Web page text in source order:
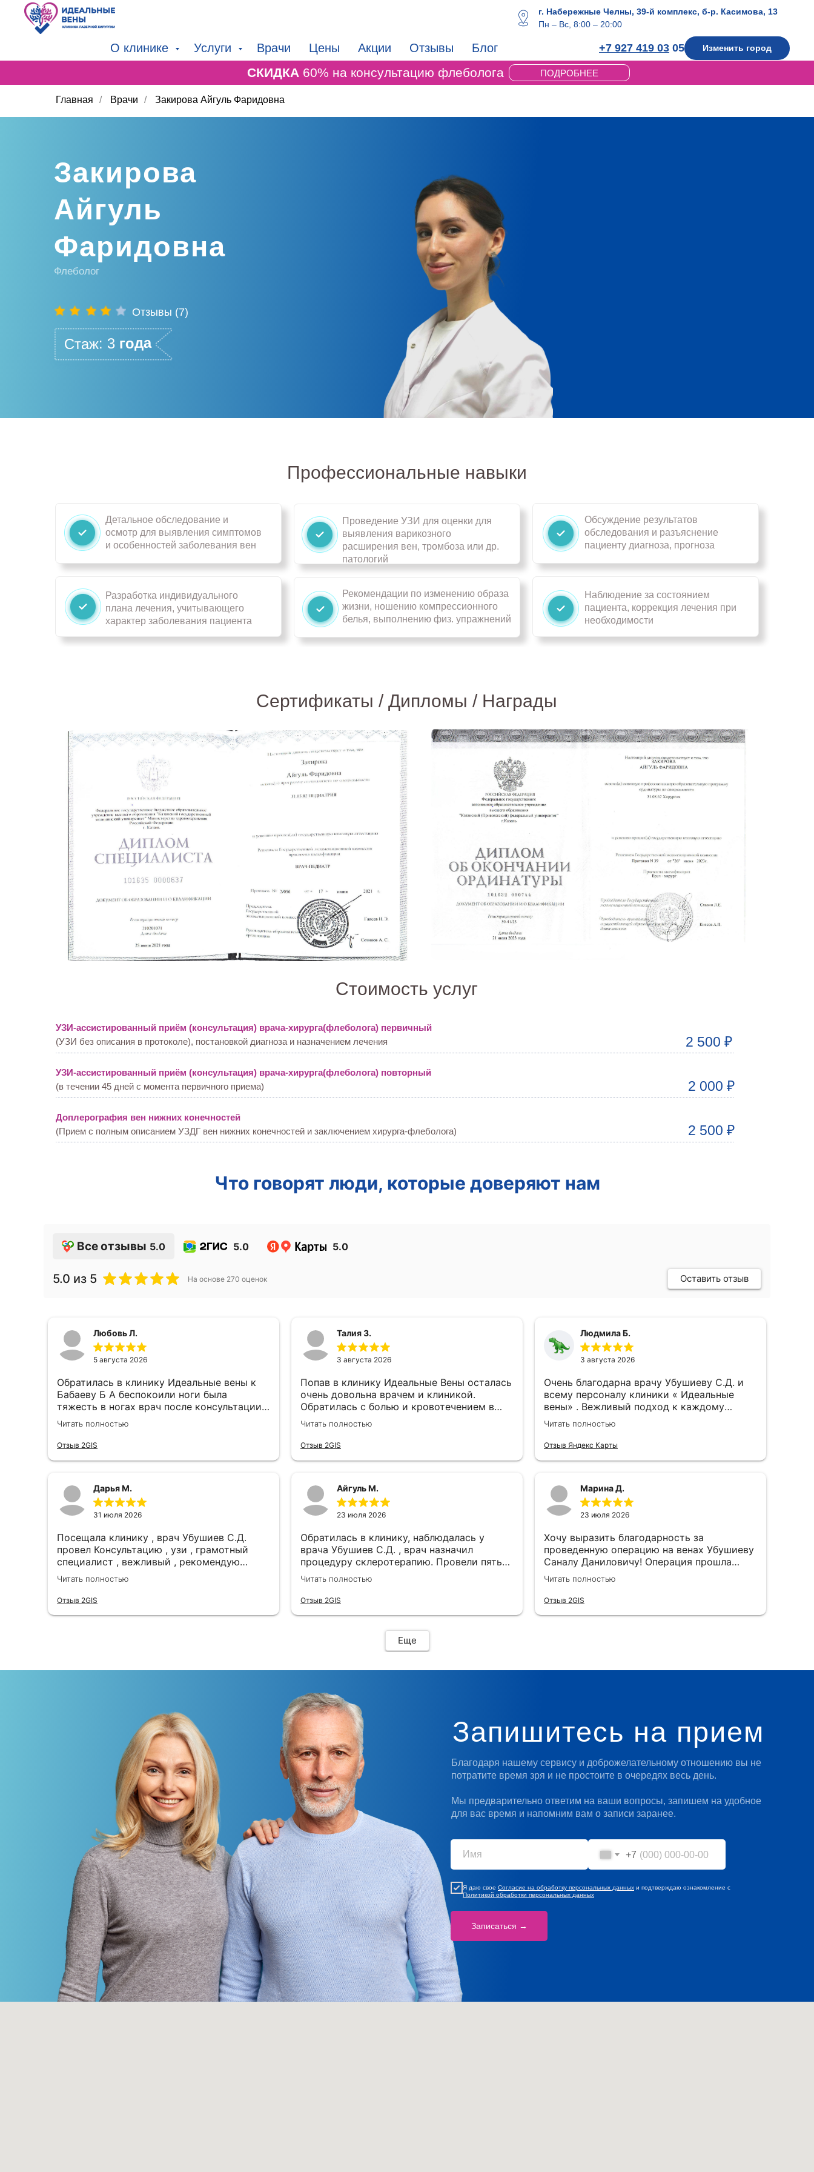
г. Набережные Челны, 39-й комплекс, б-р. Касимова, 13
Пн – Вс, 8:00 – 20:00
О клинике Услуги Врачи Цены Акции Отзывы Блог +7 927 419 03 05 Изменить город
СКИДКА 60% на консультацию флеболога ПОДРОБНЕЕ
Главная / Врачи / Закирова Айгуль Фаридовна
Закирова
Айгуль
Фаридовна
Флеболог
Отзывы (7)
Стаж: 3года
Профессиональные навыки
Детальное обследование и
осмотр для выявления симптомов
и особенностей заболевания вен
Проведение УЗИ для оценки для
выявления варикозного
расширения вен, тромбоза или др.
патологий
Обсуждение результатов
обследования и разъяснение
пациенту диагноза, прогноза
Разработка индивидуального
плана лечения, учитывающего
характер заболевания пациента
Рекомендации по изменению образа
жизни, ношению компрессионного
белья, выполнению физ. упражнений
Наблюдение за состоянием
пациента, коррекция лечения при
необходимости
Сертификаты / Дипломы / Награды
Стоимость услуг
УЗИ-ассистированный приём (консультация) врача-хирурга(флеболога) первичный
(УЗИ без описания в протоколе), постановкой диагноза и назначением лечения
2 500 ₽
УЗИ-ассистированный приём (консультация) врача-хирурга(флеболога) повторный
(в течении 45 дней с момента первичного приема)
2 000 ₽
Доплерография вен нижних конечностей
(Прием с полным описанием УЗДГ вен нижних конечностей и заключением хирурга-флеболога)
2 500 ₽
Что говорят люди, которые доверяют нам
Все отзывы 5.0 5.0 5.0
5.0 из 5 На основе 270 оценок Оставить отзыв
Любовь Л.
5 августа 2026
Обратилась в клинику Идеальные вены к
Бабаеву Б А беспокоили ноги была
тяжесть в ногах врач после консультации
рекомендовал сделать операцию ,
операция прошла успешна сегодня 14 день
после операции чувствую реальные
и моего лечащего врача
Читать полностью
Отзыв 2GIS
Талия З.
3 августа 2026
Попав в клинику Идеальные Вены осталась
очень довольна врачем и клиникой.
Обратилась с болью и кровотечением в
нижних конечностях. Доктор Убушиев
Санал Данилович очень грамотно и
профессионально сделал операцию и
Рекомендую клинику, персонал в клинике
вежливые, отзывчивые, всегда на связи,
вовремя напоминают о приеме, очень
клинику!
Читать полностью
Отзыв 2GIS
Людмила Б.
3 августа 2026
Очень благодарна врачу Убушиеву С.Д. и
всему персоналу клиники « Идеальные
вены» . Вежливый подход к каждому
клиенту, грамотное разъяснение о ходе
лечения , сделали все манипуляции в срок,
на который я рассчитывала , сразу после
красивыми ,вся синева на ногах исчезла
будто и не было, об одном жалею , что
раньше не обратилась в данную клинику.
огромное человеческое спасибо за ваш
труд .
Читать полностью
Отзыв Яндекс Карты
Дарья М.
31 июля 2026
Посещала клинику , врач Убушиев С.Д.
провел Консультацию , узи , грамотный
специалист , вежливый , рекомендую
клинику 🙂 мне все понравилось
Читать полностью
Отзыв 2GIS
Айгуль М.
23 июля 2026
Обратилась в клинику, наблюдалась у
врача Убушиев С.Д. , врач назначил
процедуру склеротерапию. Провели пять
сеансов, после чего заметила ощущение
легкости в ногах , сосудистые звездочки
ушли , результатом очень довольна ! Еще
особенности, внимательного и
замечательного врача Санал Даниловича ,
Читать полностью
Отзыв 2GIS
Марина Д.
23 июля 2026
Хочу выразить благодарность за
проведенную операцию на венах Убушиеву
Саналу Даниловичу! Операция прошла
успешно, восстановление быстрое.
Читать полностью
Отзыв 2GIS
Еще
+7
Я даю свое Согласие на обработку персональных данных и подтверждаю ознакомление с
Политикой обработки персональных данных
Записаться →
Запишитесь на прием
Благодаря нашему сервису и доброжелательному отношению вы не
потратите время зря и не простоите в очередях весь день.
Мы предварительно ответим на ваши вопросы, запишем на удобное
для вас время и напомним вам о записи заранее.